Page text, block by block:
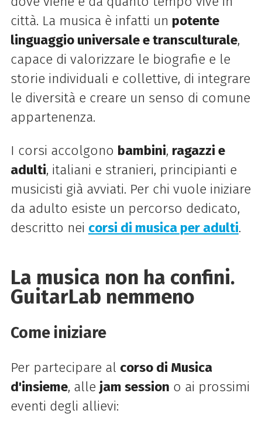
città. La musica è infatti un potente
linguaggio universale e transculturale,
capace di valorizzare le biografie e le
storie individuali e collettive, di integrare
le diversità e creare un senso di comune
appartenenza.
I corsi accolgono bambini, ragazzi e
adulti, italiani e stranieri, principianti e
musicisti già avviati. Per chi vuole iniziare
da adulto esiste un percorso dedicato,
descritto nei corsi di musica per adulti.
La musica non ha confini.
GuitarLab nemmeno
Come iniziare
Per partecipare al corso di Musica
d'insieme, alle jam session o ai prossimi
eventi degli allievi: